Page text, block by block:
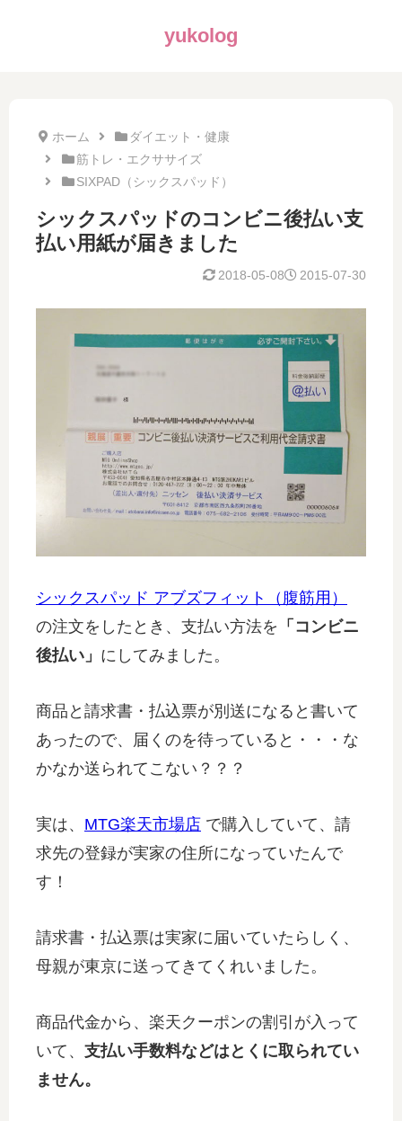
yukolog
ホーム
ダイエット・健康
筋トレ・エクササイズ
SIXPAD（シックスパッド）
シックスパッドのコンビニ後払い支
払い用紙が届きました
2015-07-30
2018-05-08
シックスパッド アブズフィット（腹筋用）
の注文をしたとき、支払い方法を 「コンビニ
後払い」 にしてみました。
商品と請求書・払込票が別送になると書いて
あったので、届くのを待っていると・・・な
かなか送られてこない？？？
実は、 MTG楽天市場店 で購入していて、請
求先の登録が実家の住所になっていたんで
す！
請求書・払込票は実家に届いていたらしく、
母親が東京に送ってきてくれいました。
商品代金から、楽天クーポンの割引が入って
いて、 支払い手数料などはとくに取られてい
ません。